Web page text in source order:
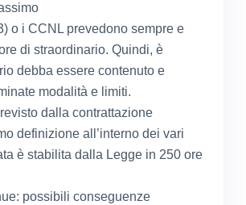
o i CCNL prevedono sempre e
di straordinario. Quindi, è
debba essere contenuto e
modalità e limiti.
dalla contrattazione
definizione all’interno dei vari
è stabilita dalla Legge in 250 ore
possibili conseguenze